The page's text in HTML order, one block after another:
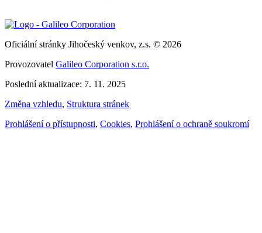
Oficiální stránky Jihočeský venkov, z.s. © 2026
Provozovatel Galileo Corporation s.r.o.
Poslední aktualizace: 7. 11. 2025
Změna vzhledu, Struktura stránek
Prohlášení o přístupnosti, Cookies, Prohlášení o ochraně soukromí